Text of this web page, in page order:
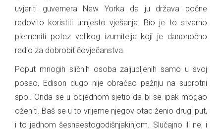
uvjeriti guvernera New Yorka da ju država počne
redovito koristiti umjesto vješanja. Bio je to stvarno
plemeniti potez velikog izumitelja koji je danonoćno
radio za dobrobit čovječanstva.
Poput mnogih sličnih osoba zaljubljenih samo u svoj
posao, Edison dugo nije obraćao pažnju na suprotni
spol. Onda se u odjednom sjetio da bi se ipak mogao
oženiti. Baš se u to vrijeme njegov otac ženio drugi put,
i to jednom šesnaestogodišnjakinjom. Slučajno ili ne, i